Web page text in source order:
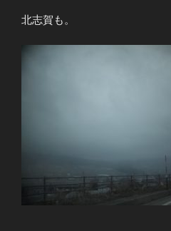
北志賀も。